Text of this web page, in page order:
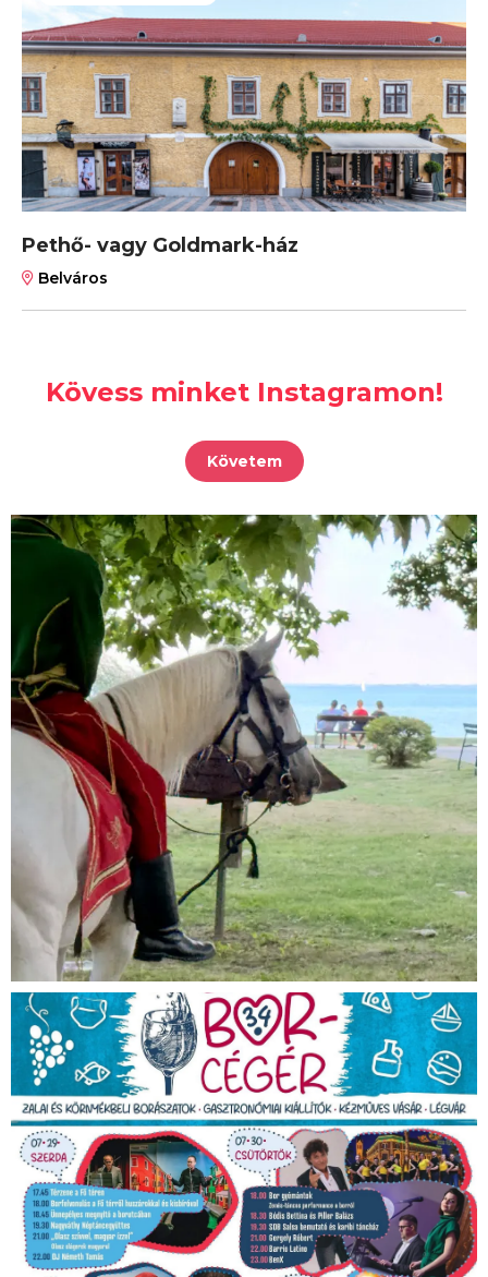
Pethő- vagy Goldmark-ház
Belváros
Kövess minket Instagramon!
Követem